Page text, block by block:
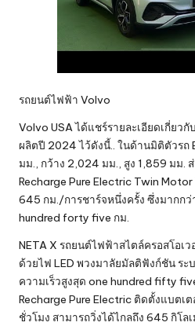
รถยนต์ไฟฟ้า Volvo
Volvo USA ได้แชร์รายละเอียดเกี่ยว
ผลิตปี 2024 ไว้ดังนี้.. ในด้านมิติตัวรถ
มม., กว้าง 2,024 มม., สูง 1,859 มม.
Recharge Pure Electric Twin
645 กม./การชาร์จหนึ่งครั้ง ซึ่งมากกว่
hundred forty five กม.
NETA X รถยนต์ไฟฟ้าสไตล์ครอสโอเ
ด้วยไฟ LED พวงมาลัยมัลติฟังก์ชัน ร
ความเร็วสูงสุด one hundred fifty
Recharge Pure Electric ติดตั้งแบตเ
ชั่วโมง สามารถวิ่งได้ไกลถึง 645 กิโ